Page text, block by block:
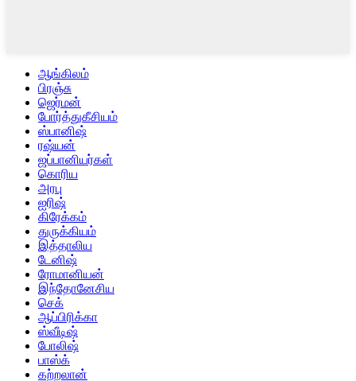
ஆங்கிலம்
பிரஞ்சு
ஜெர்மன்
போர்த்துகீசியம்
ஸ்பானிஷ்
ரஷ்யன்
ஜப்பானியர்கள்
கொரிய
அரபு
ஐரிஷ்
கிரேக்கம்
துருக்கியம்
இத்தாலிய
டேனிஷ்
ரோமானியன்
இந்தோனேசிய
செக்
ஆப்பிரிக்கா
ஸ்வீடிஷ்
போலிஷ்
பாஸ்க்
கற்றலான்